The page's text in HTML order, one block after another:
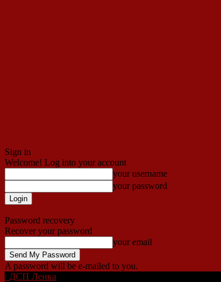
Sign in
Welcome! Log into your account
your username
your password
Password recovery
Recover your password
your email
A password will be e-mailed to you.
ДСП Ленка